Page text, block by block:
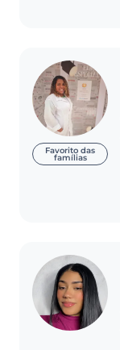
Favorito das
famílias